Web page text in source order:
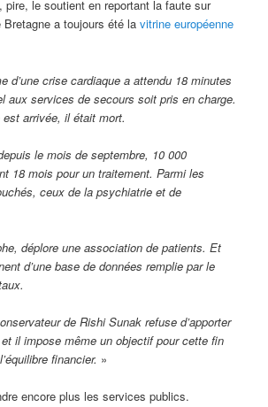
pire, le soutient en reportant la faute sur
Bretagne a toujours été lavitrine européenne
d’une crise cardiaque a attendu 18 minutes
aux services de secours soit pris en charge.
est arrivée, il était mort.
le mois de septembre, 10 000
18 mois pour un traitement. Parmi les
ceux de la psychiatrie et de
déplore une association de patients. Et
d’une base de données remplie par le
de Rishi Sunak refuse d’apporter
il impose même un objectif pour cette fin
financier. »
encore plus les services publics.